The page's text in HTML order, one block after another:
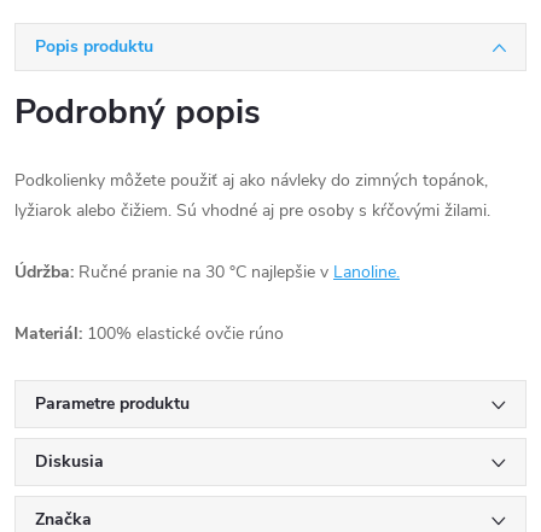
Popis produktu
Podrobný popis
Podkolienky môžete použiť aj ako návleky do zimných topánok,
lyžiarok alebo čižiem. Sú vhodné aj pre osoby s kŕčovými žilami.
Údržba: Ručné pranie na 30 °C najlepšie v Lanoline.
Materiál: 100% elastické ovčie rúno
Parametre produktu
Diskusia
Značka